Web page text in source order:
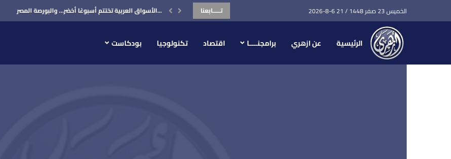
الخميس 23 صفر 1448 / 21 6-8-2026 تـــــابعنا الأسواق العربية تختتم أسبوعًا أخضر… والبورصة المصرية في...
الرئيسية عن ازهري برامجنــــا اقتصاد تكنولوجيا بودكاست